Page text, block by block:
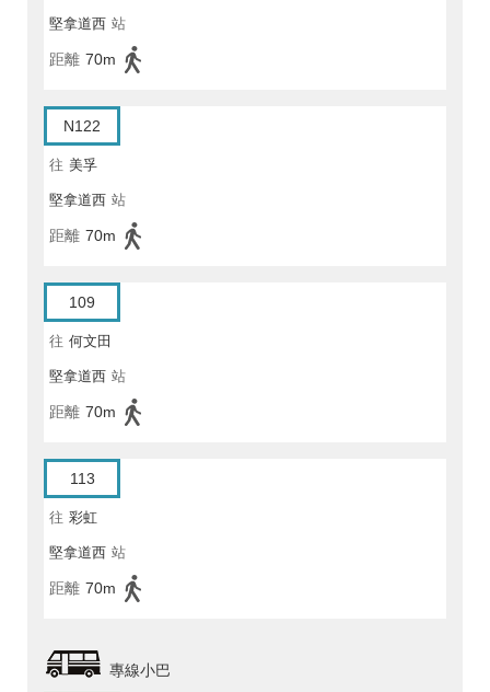
堅拿道西 站
距離 70m
N122
往 美孚
堅拿道西 站
距離 70m
109
往 何文田
堅拿道西 站
距離 70m
113
往 彩虹
堅拿道西 站
距離 70m
專線小巴